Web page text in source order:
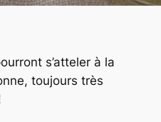
s’atteler à la
toujours très